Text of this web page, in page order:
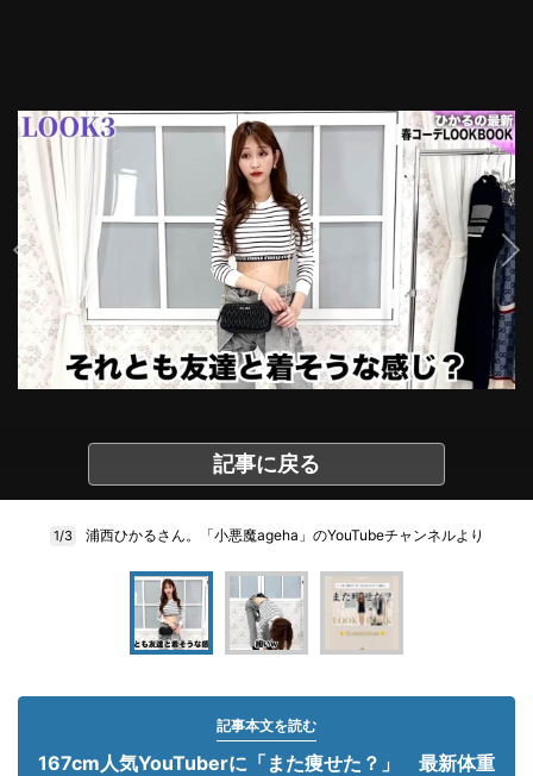
記事に戻る
1/3 浦西ひかるさん。「小悪魔ageha」のYouTubeチャンネルより
記事本文を読む
167cm人気YouTuberに「また痩せた？」 最新体重